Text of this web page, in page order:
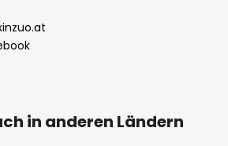
in anderen Ländern